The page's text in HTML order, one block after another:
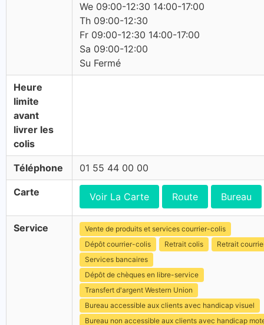
We 09:00-12:30 14:00-17:00
Th 09:00-12:30
Fr 09:00-12:30 14:00-17:00
Sa 09:00-12:00
Su Fermé
Heure
limite
avant
livrer les
colis
Téléphone 01 55 44 00 00
Carte Voir La Carte Route Bureau
Service
Vente de produits et services courrier-colis
Dépôt courrier-colis
Retrait colis
Retrait
Services bancaires
Dépôt de chèques en libre-service
Transfert d'argent Western Union
Bureau accessible aux clients avec handicap visuel
Bureau non accessible aux clients avec handicap